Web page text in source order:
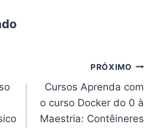
PRÓXIMO
Cursos Aprenda com
o curso Docker do 0 à
Maestria: Contêineres